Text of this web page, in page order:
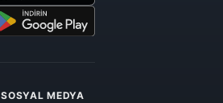
SOSYAL MEDYA